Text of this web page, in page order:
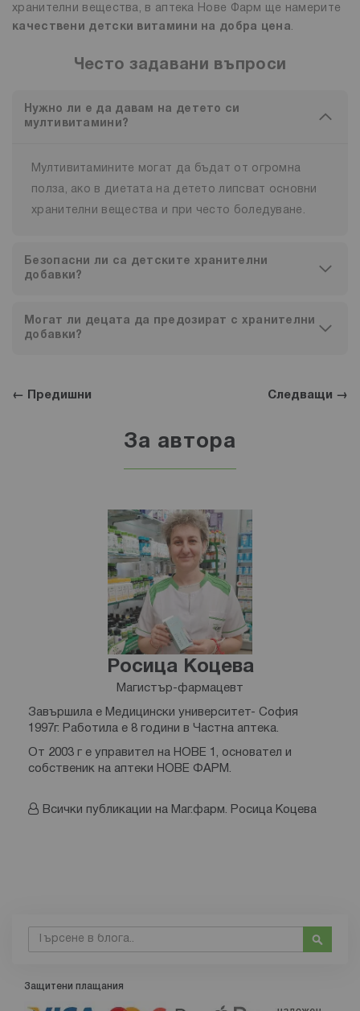
хранителни вещества, в аптека Нове Фарм ще намерите
качествени детски витамини на добра цена.
Често задавани въпроси
Нужно ли е да давам на детето си
мултивитамини?
Мултивитамините могат да бъдат от огромна
полза, ако в диетата на детето липсват основни
хранителни вещества и при често боледуване.
Безопасни ли са детските хранителни
добавки?
Могат ли децата да предозират с хранителни
добавки?
← Предишни Следващи →
За автора
Росица Коцева
Магистър-фармацевт
Завършила е Медицински университет- София
1997г. Работила е 8 години в Частна аптека.
От 2003 г е управител на НОВЕ 1, основател и
собственик на аптеки НОВЕ ФАРМ.
Всички публикации на Маг.фарм. Росица Коцева
Търсене
Защитени плащания